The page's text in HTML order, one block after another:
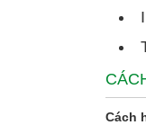
Cách